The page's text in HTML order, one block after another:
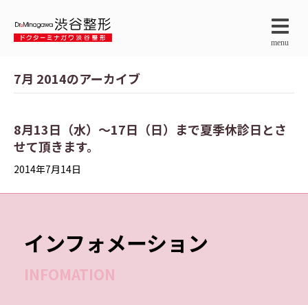
menu
7月 2014のアーカイブ
8月13日（水）～17日（日）まで夏季休診日とさ
せて頂きます。
2014年7月14日
インフォメーション
INFOMATION